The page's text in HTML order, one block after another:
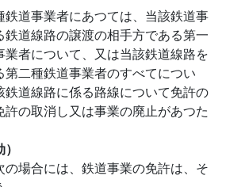
鉄道事業者にあつては、当該鉄道事
鉄道線路の譲渡の相手方である第一
業者について、又は当該鉄道線路を
第二種鉄道事業者のすべてについ
鉄道線路に係る路線について免許の
許の取消し又は事業の廃止があつた
の場合には、鉄道事業の免許は、そ